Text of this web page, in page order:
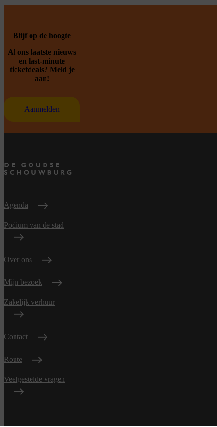
Blijf op de hoogte
Al ons laatste nieuws
en last-minute
ticketdeals? Meld je
aan!
Aanmelden
Agenda
Podium van de stad
Over ons
Mijn bezoek
Zakelijk verhuur
Contact
Route
Veelgestelde vragen